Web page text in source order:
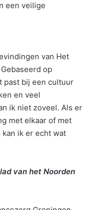
een veilige
van Het
op
past bij een cultuur
en veel
ik niet zoveel. Als er
met elkaar of met
ik er echt wat
van het Noorden